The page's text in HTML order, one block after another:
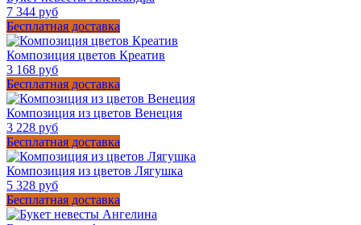
7 344 руб
Бесплатная доставка
Композиция цветов Креатив
3 168 руб
Бесплатная доставка
Композиция из цветов Венеция
3 228 руб
Бесплатная доставка
Композиция из цветов Лягушка
5 328 руб
Бесплатная доставка